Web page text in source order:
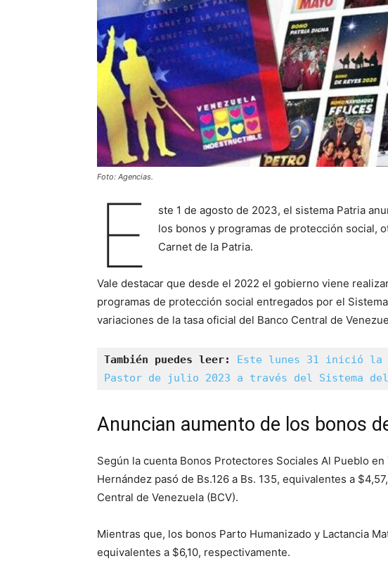
Foto: Agencias.
E
ste 1 de agosto de 2023, el sistema Patria
los bonos y programas de protección social,
Carnet de la Patria.
Vale destacar que desde el 2022 el gobierno viene
programas de protección social entregados por el
variaciones de la tasa oficial del Banco Central de
También puedes leer:
Este lunes 31 inició la
Pastor de julio 2023 a través del Sistema
Anuncian aumento de los bonos
Según la cuenta Bonos Protectores Sociales Al Pueblo
Hernández pasó de Bs.126 a Bs. 135, equivalentes a
Central de Venezuela (BCV).
Mientras que, los bonos Parto Humanizado y Lactancia
equivalentes a $6,10, respectivamente.